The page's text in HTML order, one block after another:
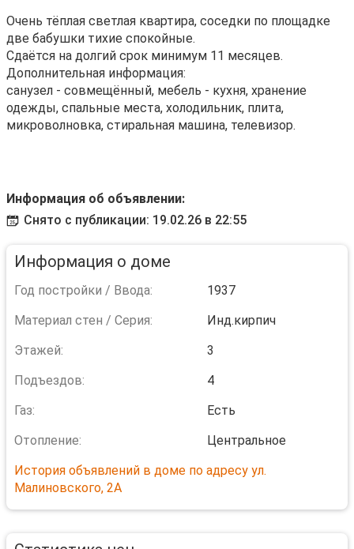
Очень тёплая светлая квартира, соседки по площадке
две бабушки тихие спокойные.
Сдаётся на долгий срок минимум 11 месяцев.
Дополнительная информация:
санузел - совмещённый, мебель - кухня, хранение
одежды, спальные места, холодильник, плита,
микроволновка, стиральная машина, телевизор.
Информация об объявлении:
Снято с публикации: 19.02.26 в 22:55
Информация о доме
Год постройки / Ввода:
1937
Материал стен / Серия:
Инд.кирпич
Этажей:
3
Подъездов:
4
Газ:
Есть
Отопление:
Центральное
История объявлений в доме по адресу ул.
Малиновского, 2А